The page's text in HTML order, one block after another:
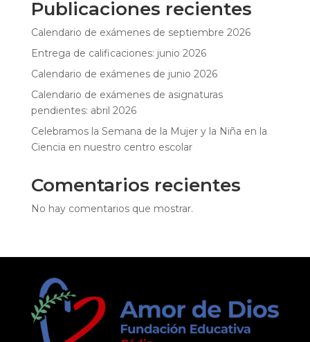
Publicaciones recientes
Calendario de exámenes de septiembre 2026
Entrega de calificaciones: junio 2026
Calendario de exámenes de junio 2026
Calendario de exámenes de asignaturas
pendientes: abril 2026
Celebramos la Semana de la Mujer y la Niña en la
Ciencia en nuestro centro escolar
Comentarios recientes
No hay comentarios que mostrar.